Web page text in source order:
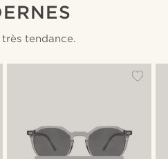
tendance.